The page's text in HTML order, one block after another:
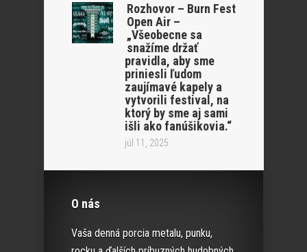
Rozhovor – Burn Fest
Open Air –
„Všeobecne sa
snažíme držať
pravidla, aby sme
priniesli ľudom
zaujímavé kapely a
vytvorili festival, na
ktorý by sme aj sami
išli ako fanúšikovia.“
júl 11, 2025
O nás
Vaša denná porcia metalu, punku,